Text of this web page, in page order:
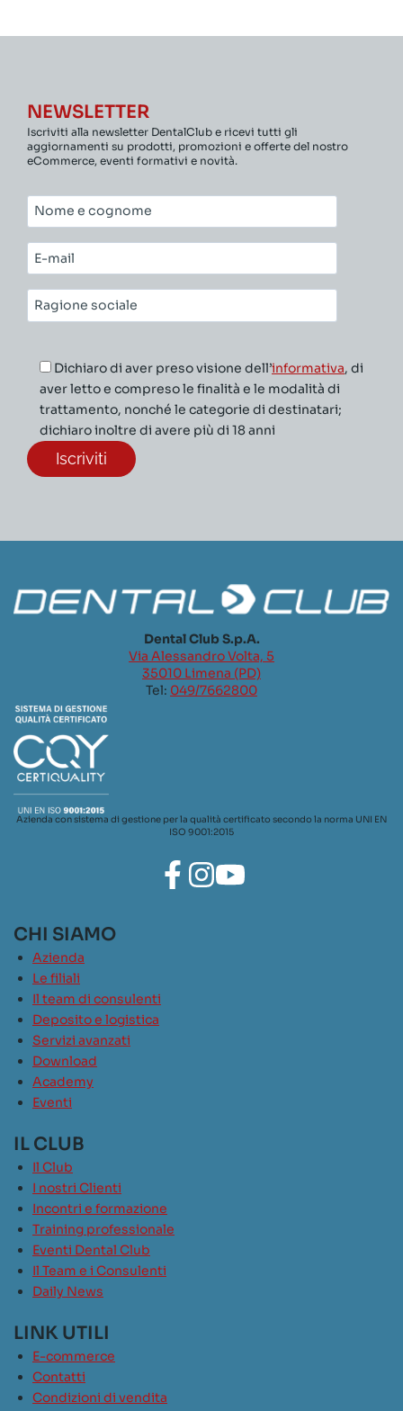
NEWSLETTER
Iscriviti alla newsletter DentalClub e ricevi tutti gli
aggiornamenti su prodotti, promozioni e offerte del nostro
eCommerce, eventi formativi e novità.
Nome
e
cognome*
E-
mail*
Ragione
sociale*
Dichiaro di aver preso visione dell’informativa, di
aver letto e compreso le finalità e le modalità di
trattamento, nonché le categorie di destinatari;
dichiaro inoltre di avere più di 18 anni
Dental Club S.p.A.
Via Alessandro Volta, 5
35010 Limena (PD)
Tel: 049/7662800
Azienda con sistema di gestione per la qualità certificato secondo la norma UNI EN
ISO 9001:2015
CHI SIAMO
Azienda
Le filiali
Il team di consulenti
Deposito e logistica
Servizi avanzati
Download
Academy
Eventi
IL CLUB
Il Club
I nostri Clienti
Incontri e formazione
Training professionale
Eventi Dental Club
Il Team e i Consulenti
Daily News
LINK UTILI
E-commerce
Contatti
Condizioni di vendita